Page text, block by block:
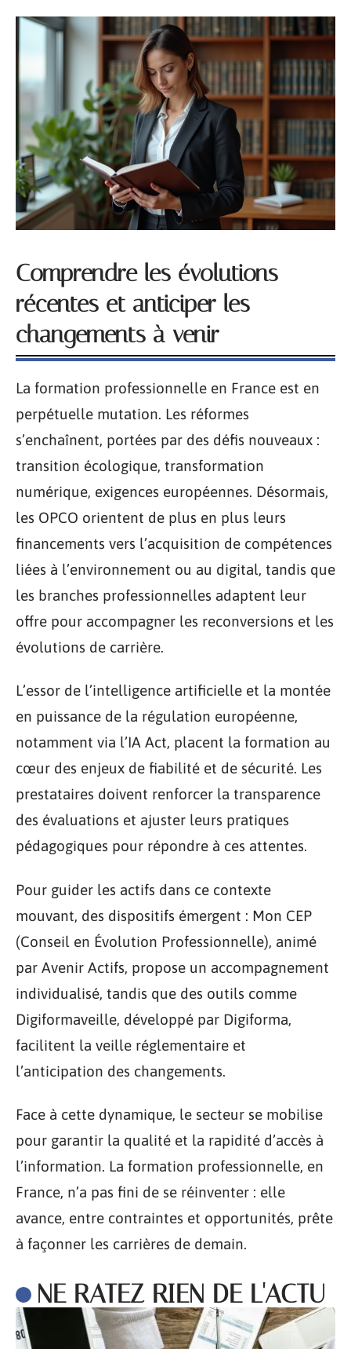
Comprendre les évolutions
récentes et anticiper les
changements à venir
La formation professionnelle en France est en
perpétuelle mutation. Les réformes
s’enchaînent, portées par des défis nouveaux :
transition écologique, transformation
numérique, exigences européennes. Désormais,
les OPCO orientent de plus en plus leurs
financements vers l’acquisition de compétences
liées à l’environnement ou au digital, tandis que
les branches professionnelles adaptent leur
offre pour accompagner les reconversions et les
évolutions de carrière.
L’essor de l’intelligence artificielle et la montée
en puissance de la régulation européenne,
notamment via l’IA Act, placent la formation au
cœur des enjeux de fiabilité et de sécurité. Les
prestataires doivent renforcer la transparence
des évaluations et ajuster leurs pratiques
pédagogiques pour répondre à ces attentes.
Pour guider les actifs dans ce contexte
mouvant, des dispositifs émergent : Mon CEP
(Conseil en Évolution Professionnelle), animé
par Avenir Actifs, propose un accompagnement
individualisé, tandis que des outils comme
Digiformaveille, développé par Digiforma,
facilitent la veille réglementaire et
l’anticipation des changements.
Face à cette dynamique, le secteur se mobilise
pour garantir la qualité et la rapidité d’accès à
l’information. La formation professionnelle, en
France, n’a pas fini de se réinventer : elle
avance, entre contraintes et opportunités, prête
à façonner les carrières de demain.
NE RATEZ RIEN DE L'ACTU